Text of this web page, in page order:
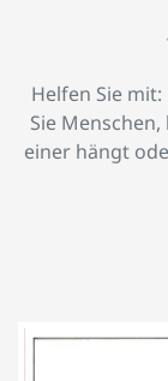
Helfen Sie
Sie
einer hängt